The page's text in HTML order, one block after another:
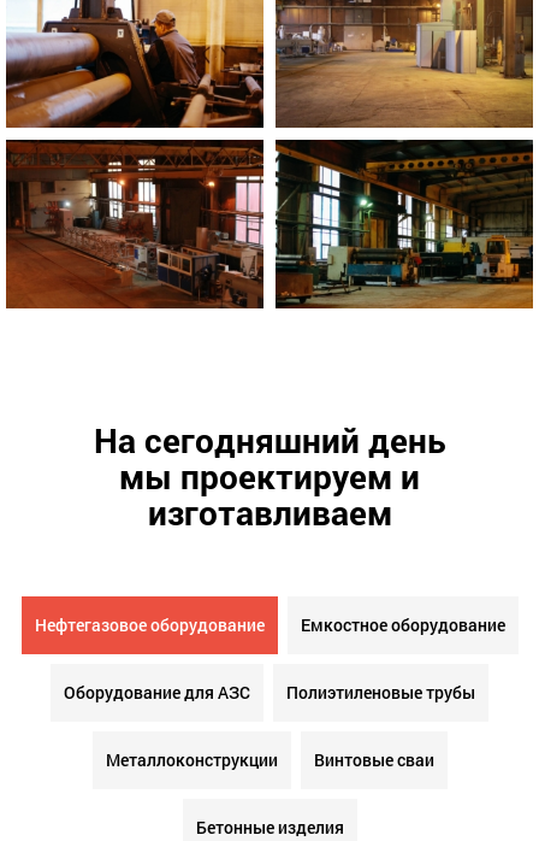
На сегодняшний день
мы проектируем и
изготавливаем
Нефтегазовое оборудование Емкостное оборудование
Оборудование для АЗС Полиэтиленовые трубы
Металлоконструкции Винтовые сваи
Бетонные изделия